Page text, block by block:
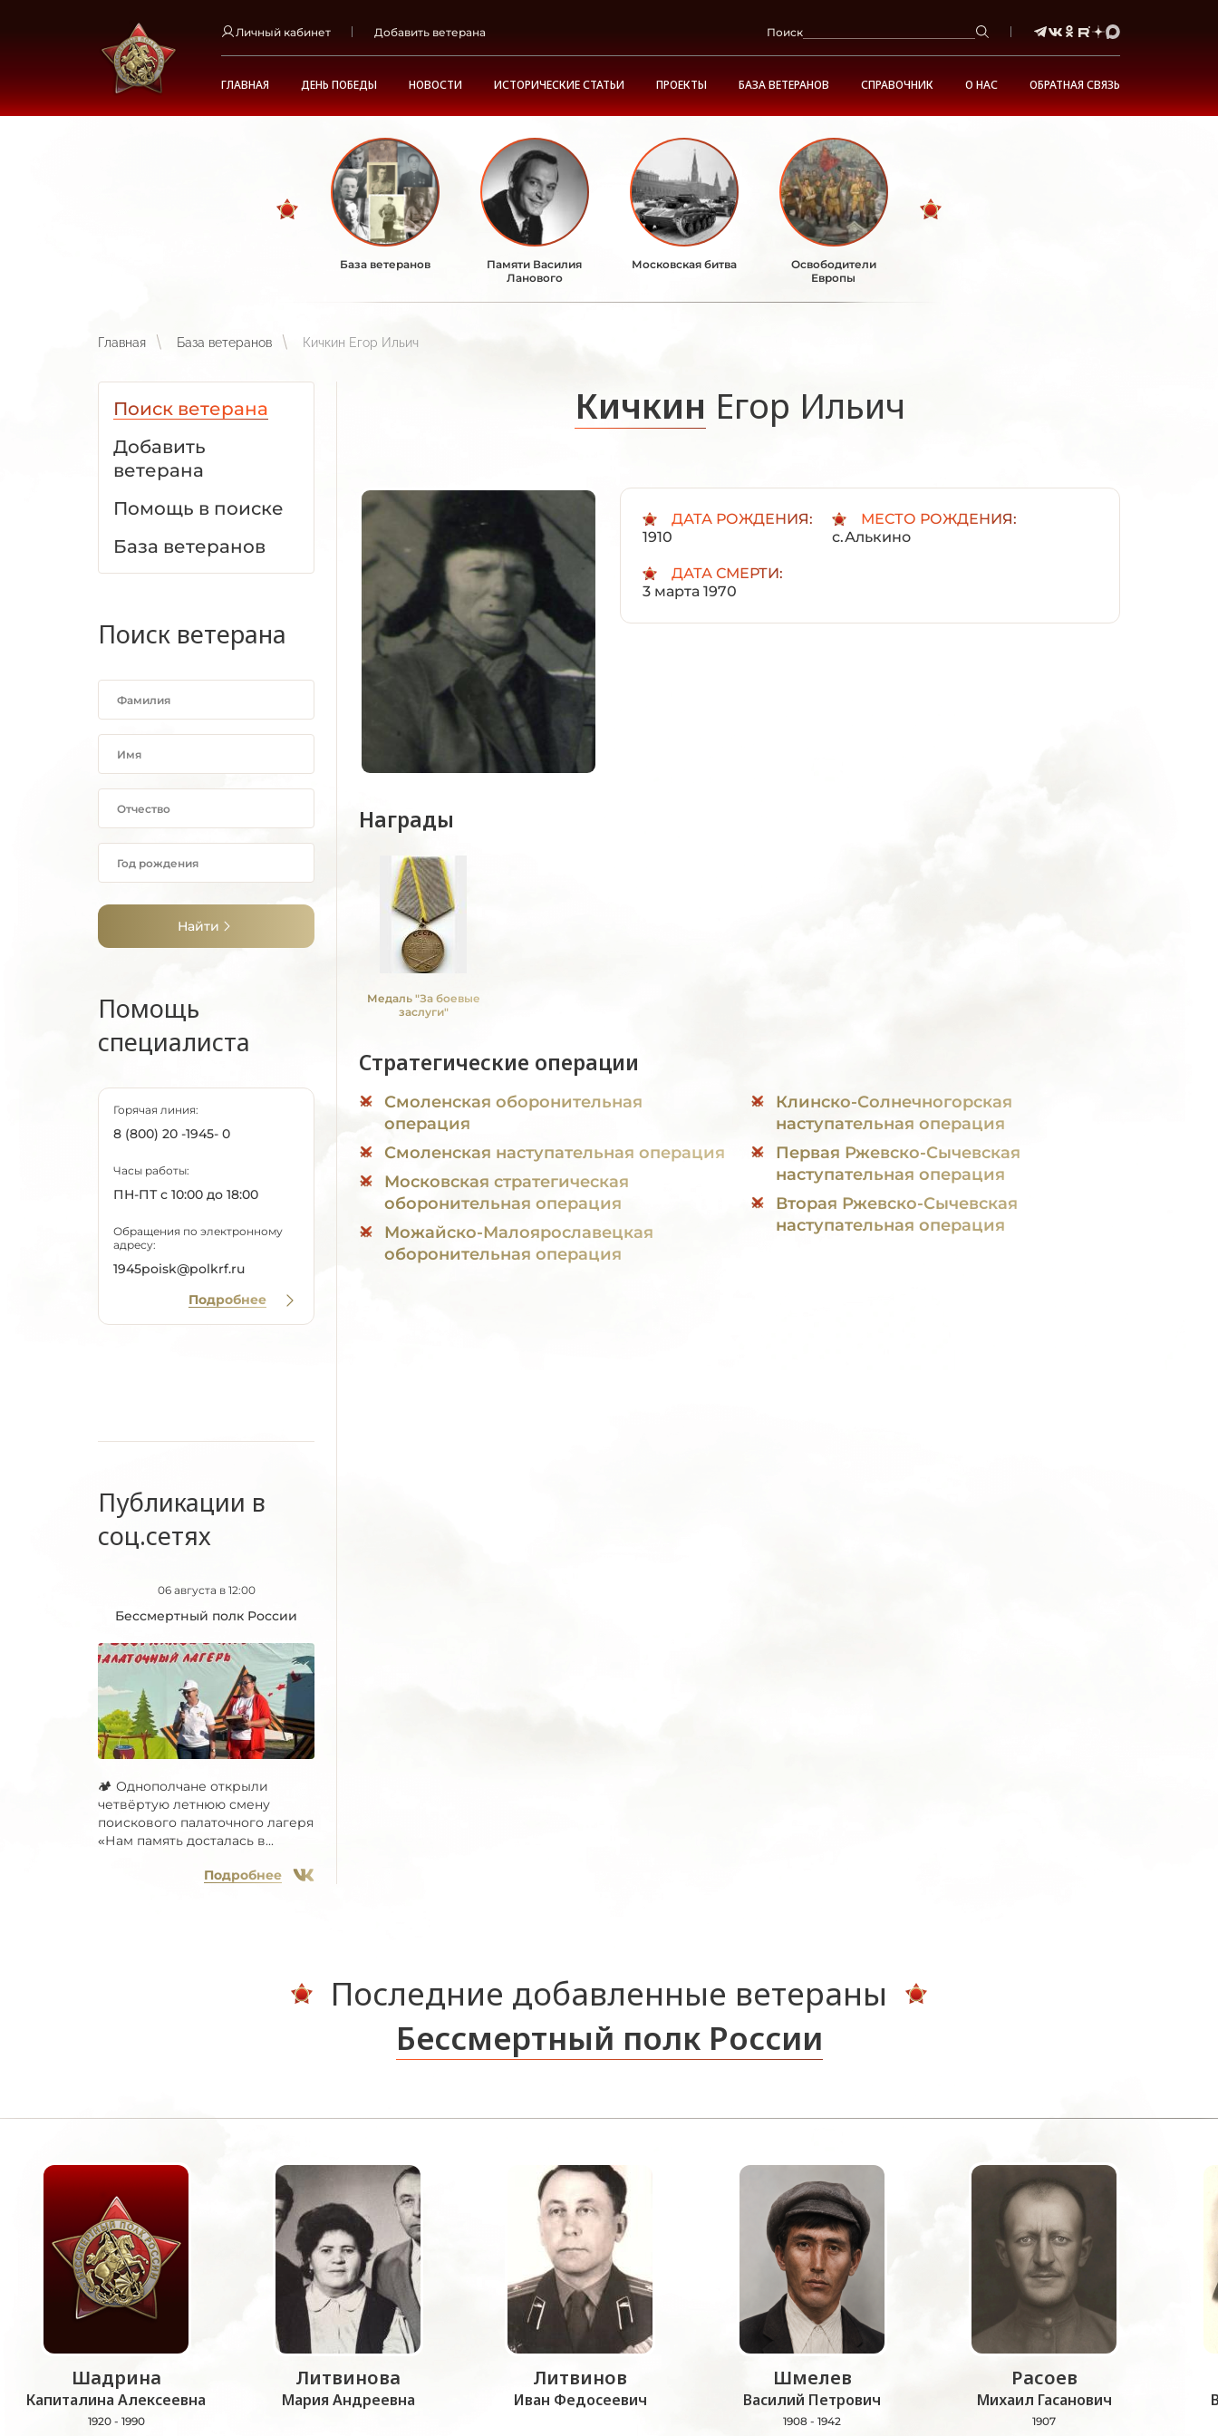
Личный кабинет Добавить ветерана Поиск
ГЛАВНАЯ ДЕНЬ ПОБЕДЫ НОВОСТИ ИСТОРИЧЕСКИЕ СТАТЬИ ПРОЕКТЫ БАЗА ВЕТЕРАНОВ СПРАВОЧНИК О НАС ОБРАТНАЯ СВЯЗЬ
База ветеранов
Памяти Василия
Ланового
Московская битва
Освободители
Европы
Главная База ветеранов Кичкин Егор Ильич
Поиск ветерана
Добавить
ветерана
Помощь в поиске
База ветеранов
Поиск ветерана
Найти
Помощь
специалиста
Горячая линия:
8 (800) 20 -1945- 0
Часы работы:
ПН-ПТ с 10:00 до 18:00
Обращения по электронному
адресу:
1945poisk@polkrf.ru
Подробнее
Публикации в
соц.сетях
06 августа в 12:00
Бессмертный полк России
🏕 Однополчане открыли
четвёртую летнюю смену
поискового палаточного лагеря
«Нам память досталась в...
Подробнее
Кичкин Егор Ильич
ДАТА РОЖДЕНИЯ:
1910
МЕСТО РОЖДЕНИЯ:
с.Алькино
ДАТА СМЕРТИ:
3 марта 1970
Награды
Медаль "За боевые
заслуги"
Стратегические операции
Смоленская оборонительная
операция
Смоленская наступательная операция
Московская стратегическая
оборонительная операция
Можайско-Малоярославецкая
оборонительная операция
Клинско-Солнечногорская
наступательная операция
Первая Ржевско-Сычевская
наступательная операция
Вторая Ржевско-Сычевская
наступательная операция
Последние добавленные ветераны
Бессмертный полк России
Шадрина
Капиталина Алексеевна
1920 - 1990
Литвинова
Мария Андреевна
Литвинов
Иван Федосеевич
Шмелев
Василий Петрович
1908 - 1942
Расоев
Михаил Гасанович
1907